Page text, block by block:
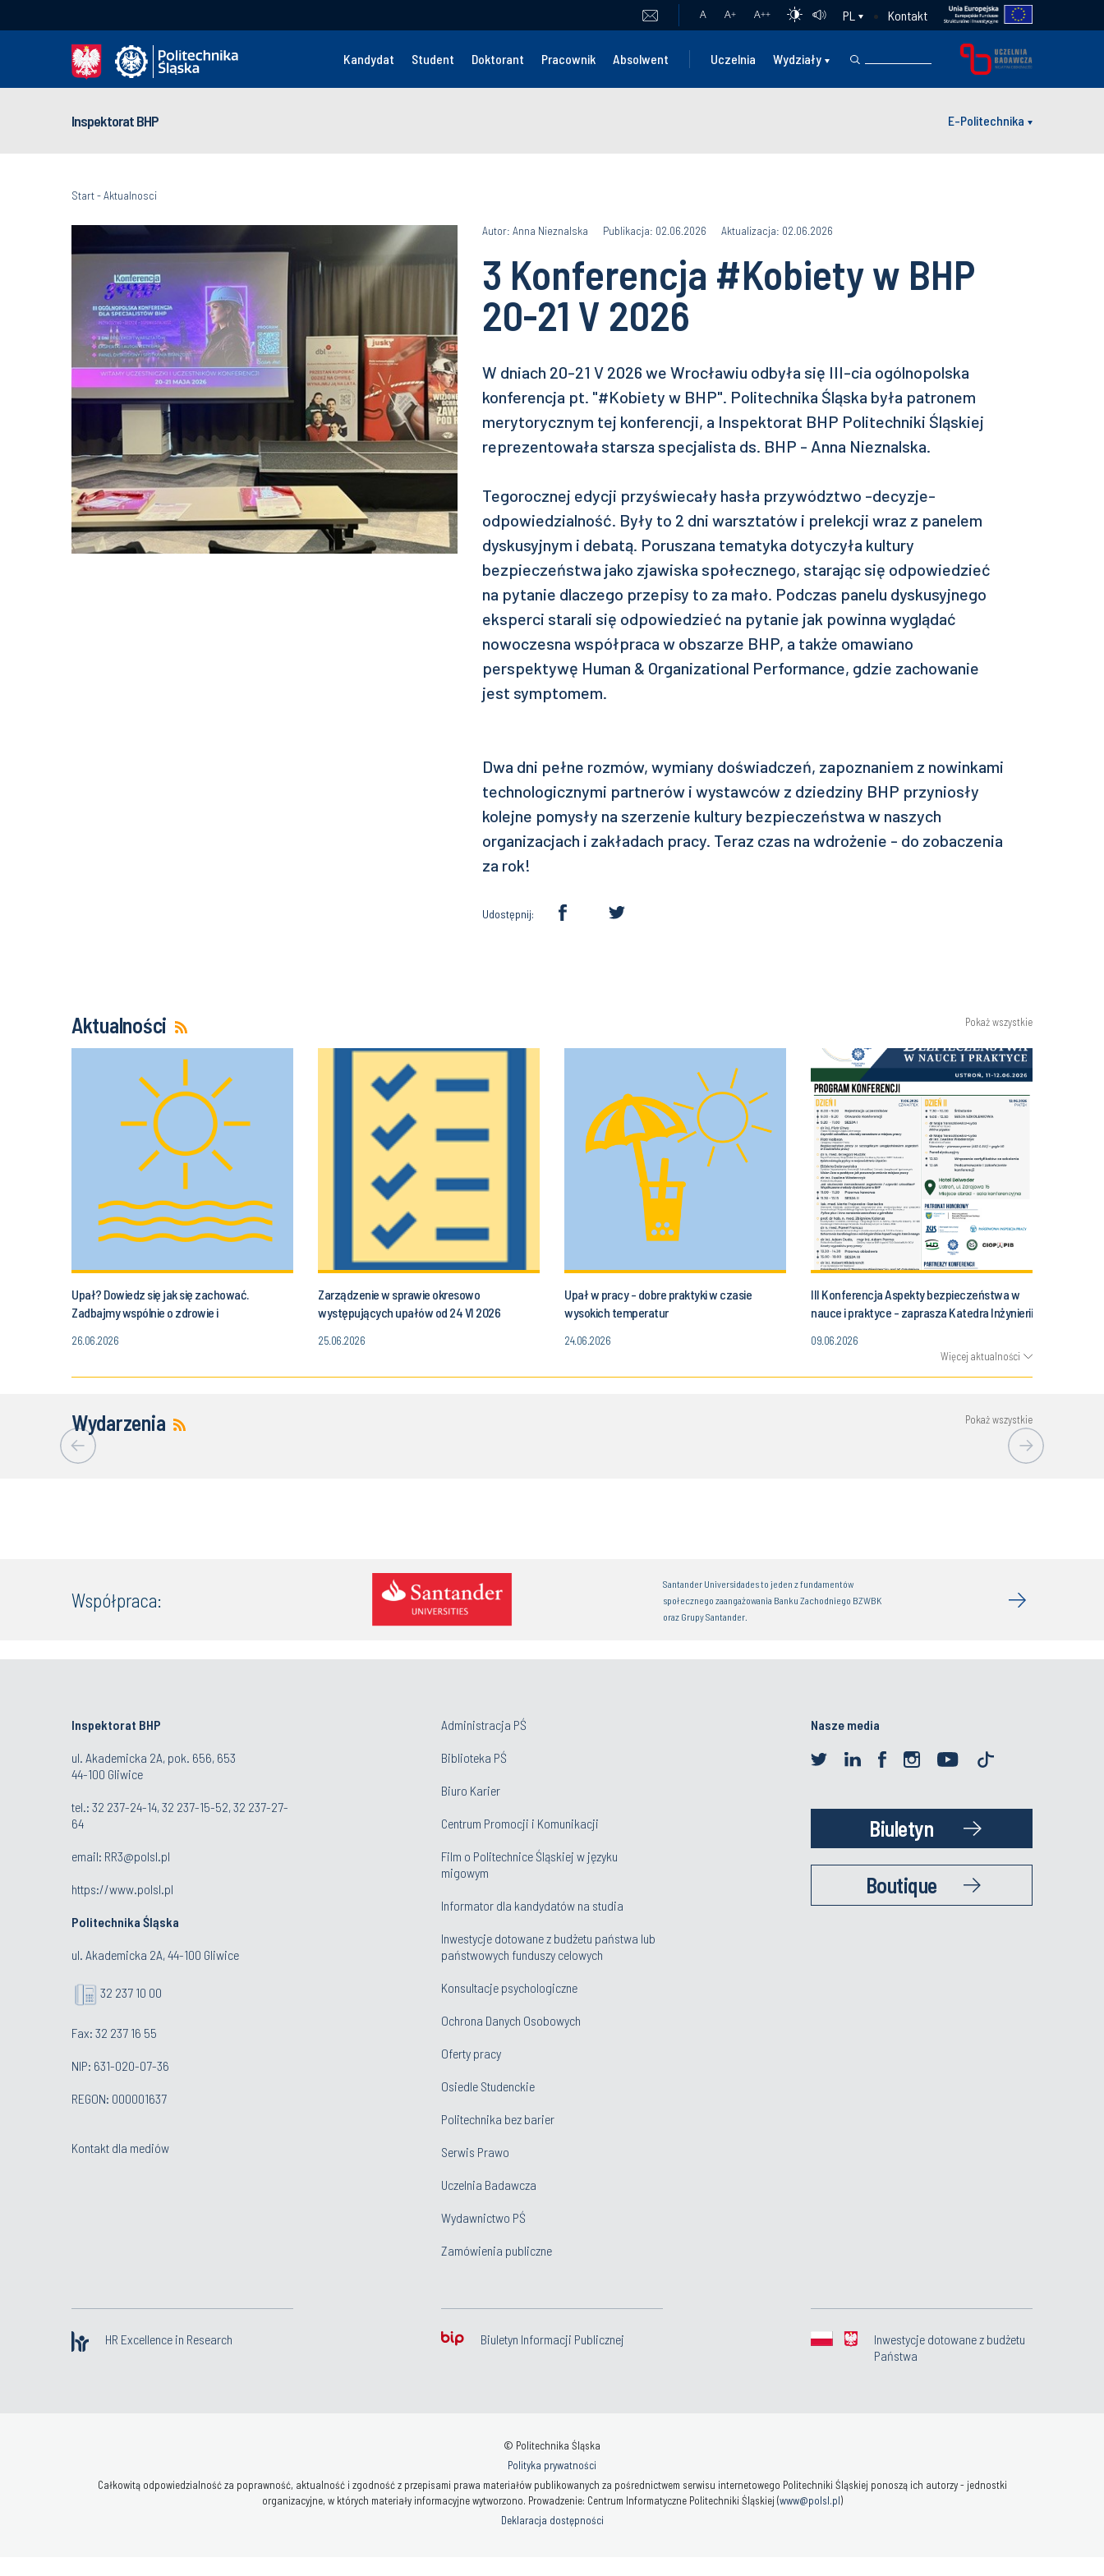
A A+ A++ PL Kontakt
Kandydat Student Doktorant Pracownik Absolwent Uczelnia Wydziały
Inspektorat BHP E-Politechnika
Start-Aktualnosci
Autor: Anna Nieznalska Publikacja: 02.06.2026 Aktualizacja: 02.06.2026
3 Konferencja #Kobiety w BHP
20-21 V 2026
W dniach 20-21 V 2026 we Wrocławiu odbyła się III-cia ogólnopolska
konferencja pt. "#Kobiety w BHP". Politechnika Śląska była patronem
merytorycznym tej konferencji, a Inspektorat BHP Politechniki Śląskiej
reprezentowała starsza specjalista ds. BHP - Anna Nieznalska.
Tegorocznej edycji przyświecały hasła przywództwo -decyzje-
odpowiedzialność. Były to 2 dni warsztatów i prelekcji wraz z panelem
dyskusyjnym i debatą. Poruszana tematyka dotyczyła kultury
bezpieczeństwa jako zjawiska społecznego, starając się odpowiedzieć
na pytanie dlaczego przepisy to za mało. Podczas panelu dyskusyjnego
eksperci starali się odpowiedzieć na pytanie jak powinna wyglądać
nowoczesna współpraca w obszarze BHP, a także omawiano
perspektywę Human & Organizational Performance, gdzie zachowanie
jest symptomem.
Dwa dni pełne rozmów, wymiany doświadczeń, zapoznaniem z nowinkami
technologicznymi partnerów i wystawców z dziedziny BHP przyniosły
kolejne pomysły na szerzenie kultury bezpieczeństwa w naszych
organizacjach i zakładach pracy. Teraz czas na wdrożenie - do zobaczenia
za rok!
Udostępnij:
Aktualności Pokaż wszystkie
Upał? Dowiedz się jak się zachować.
Zadbajmy wspólnie o zdrowie i
temperatur
26.06.2026
Zarządzenie w sprawie okresowo
występujących upałów od 24 VI 2026
25.06.2026
Upał w pracy - dobre praktyki w czasie
wysokich temperatur
24.06.2026
III Konferencja Aspekty bezpieczeństwa w
nauce i praktyce - zaprasza Katedra Inżynierii
09.06.2026
Więcej aktualności
Wydarzenia Pokaż wszystkie
Współpraca:
Santander Universidades to jeden z fundamentów
społecznego zaangażowania Banku Zachodniego BZWBK
oraz Grupy Santander.
Inspektorat BHP
ul. Akademicka 2A, pok. 656, 653
44-100 Gliwice
tel.: 32 237-24-14, 32 237-15-52, 32 237-27-
64
email: RR3@polsl.pl
https://www.polsl.pl
Politechnika Śląska
ul. Akademicka 2A, 44-100 Gliwice
32 237 10 00
Fax: 32 237 16 55
NIP: 631-020-07-36
REGON: 000001637
Kontakt dla mediów
Administracja PŚ
Biblioteka PŚ
Biuro Karier
Centrum Promocji i Komunikacji
Film o Politechnice Śląskiej w języku
migowym
Informator dla kandydatów na studia
Inwestycje dotowane z budżetu państwa lub
państwowych funduszy celowych
Konsultacje psychologiczne
Ochrona Danych Osobowych
Oferty pracy
Osiedle Studenckie
Politechnika bez barier
Serwis Prawo
Uczelnia Badawcza
Wydawnictwo PŚ
Zamówienia publiczne
Nasze media
Biuletyn
Boutique
HR Excellence in Research Biuletyn Informacji Publicznej
Inwestycje dotowane z budżetu
Państwa
© Politechnika Śląska
Polityka prywatności
Całkowitą odpowiedzialność za poprawność, aktualność i zgodność z przepisami prawa materiałów publikowanych za pośrednictwem serwisu internetowego Politechniki Śląskiej ponoszą ich autorzy - jednostki
organizacyjne, w których materiały informacyjne wytworzono. Prowadzenie: Centrum Informatyczne Politechniki Śląskiej (www@polsl.pl)
Deklaracja dostępności